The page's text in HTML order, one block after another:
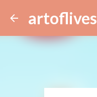
artoflives